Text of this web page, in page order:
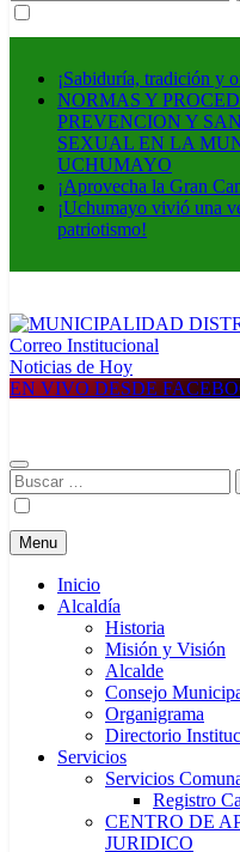
¡Sabiduría, tradición y
NORMAS Y
PREVENCION Y
SEXUAL EN LA
UCHUMAYO
¡Aprovecha la Gran
¡Uchumayo vivió una
patriotismo!
MUNICIPALIDAD
Construyendo una nueva
Correo Institucional
Noticias de Hoy
EN VIVO DESDE
Buscar:
Menu
Inicio
Alcaldía
Historia
Misión y Visión
Alcalde
Consejo
Organigrama
Directorio
Servicios
Servicios
Registro
CENTRO DE
JURIDICO